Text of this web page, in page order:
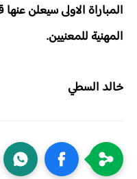
المباراة الاولى سيعلن
المهنية للمعنيين.
خالد السطي